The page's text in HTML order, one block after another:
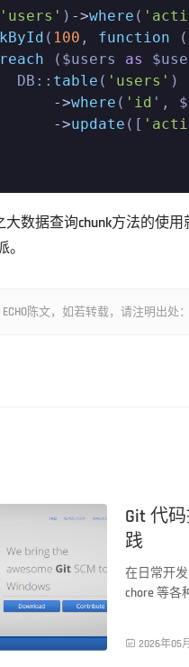
'users' ) ->where (
( 100 , function
($users as
            DB::
table ( 'users' )
->where ( 'id ',
->update ([
大数据查询chunk方法的使
陈文，如若转载，请注明出处
Git 代
践
在日常开
chore 等各
 2026年05